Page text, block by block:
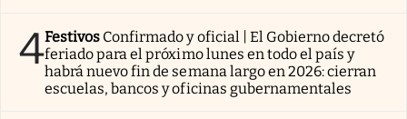
4Festivos Confirmado y oficial | El Gobierno decretó
feriado para el próximo lunes en todo el país y
habrá nuevo fin de semana largo en 2026: cierran
escuelas, bancos y oficinas gubernamentales